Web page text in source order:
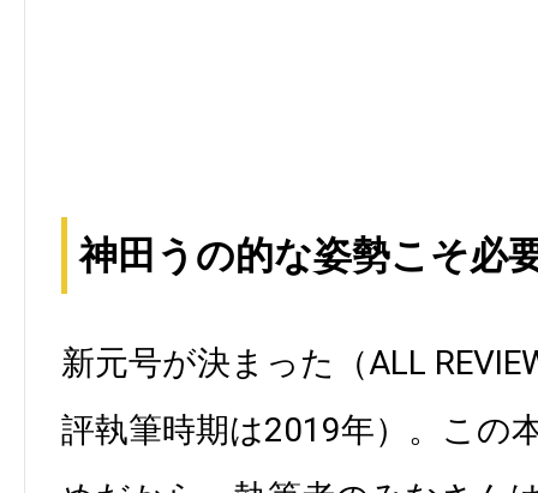
神田うの的な姿勢こそ必
新元号が決まった（ALL
評執筆時期は2019年）。この